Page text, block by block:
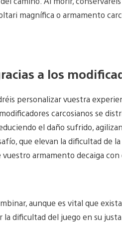
magnífica o armamento
a los
personalizar vuestra
carcosianos se
el daño sufrido,
que elevan la dificultad de
armamento decaiga
aunque es vital que
dificultad del juego en su justa